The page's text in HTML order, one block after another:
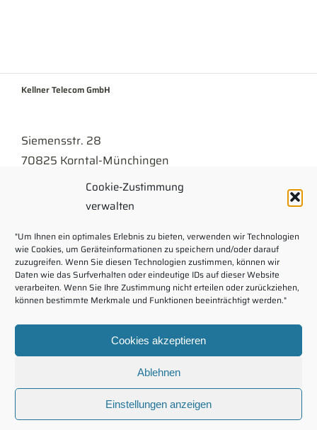
Cookie-Zustimmung
verwalten
"Um Ihnen ein optimales Erlebnis zu bieten, verwenden wir Technologien
wie Cookies, um Geräteinformationen zu speichern und/oder darauf
zuzugreifen. Wenn Sie diesen Technologien zustimmen, können wir
Daten wie das Surfverhalten oder eindeutige IDs auf dieser Website
verarbeiten. Wenn Sie Ihre Zustimmung nicht erteilen oder zurückziehen,
können bestimmte Merkmale und Funktionen beeinträchtigt werden."
Cookies akzeptieren
Ablehnen
Einstellungen anzeigen
Kellner Telecom GmbH
Siemensstr. 28
70825 Korntal-Münchingen
07150 . 9430-300
Impressum
Rechtliche Hinweise